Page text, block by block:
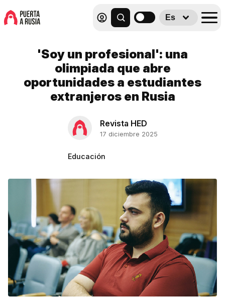
Es
'Soy un profesional': una
olimpiada que abre
oportunidades a estudiantes
extranjeros en Rusia
Revista HED
17 diciembre 2025
Educación